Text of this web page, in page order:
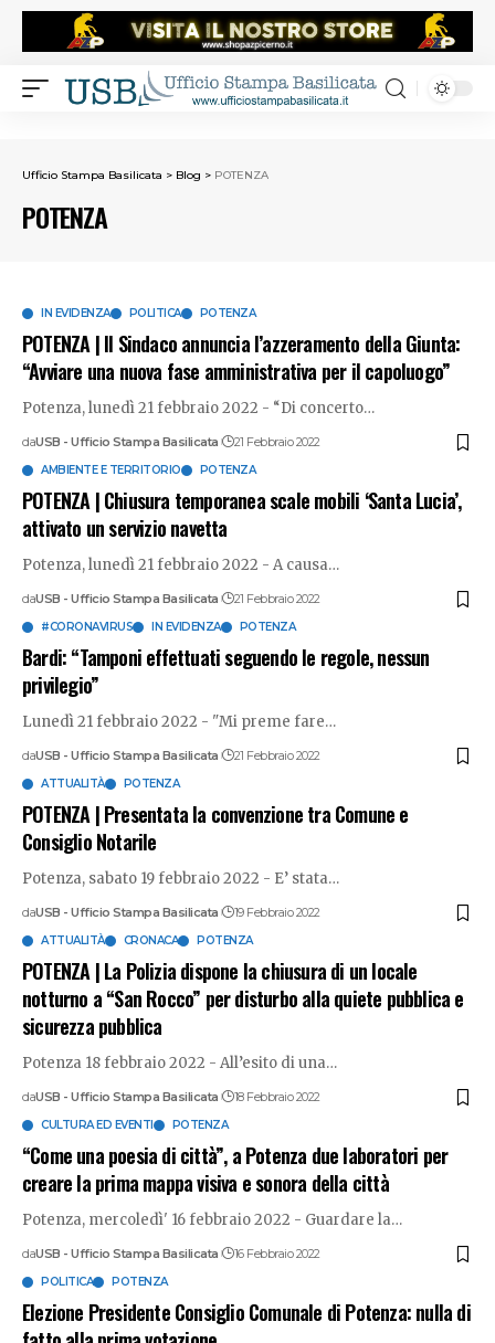
Ufficio Stampa Basilicata > Blog > POTENZA
POTENZA
IN EVIDENZA POLITICA POTENZA
POTENZA | Il Sindaco annuncia l’azzeramento della Giunta:
“Avviare una nuova fase amministrativa per il capoluogo”
Potenza, lunedì 21 febbraio 2022 - “Di concerto…
daUSB - Ufficio Stampa Basilicata 21 Febbraio 2022
AMBIENTE E TERRITORIO POTENZA
POTENZA | Chiusura temporanea scale mobili ‘Santa Lucia’,
attivato un servizio navetta
Potenza, lunedì 21 febbraio 2022 - A causa…
daUSB - Ufficio Stampa Basilicata 21 Febbraio 2022
#CORONAVIRUS IN EVIDENZA POTENZA
Bardi: “Tamponi effettuati seguendo le regole, nessun
privilegio”
Lunedì 21 febbraio 2022 - "Mi preme fare…
daUSB - Ufficio Stampa Basilicata 21 Febbraio 2022
ATTUALITÀ POTENZA
POTENZA | Presentata la convenzione tra Comune e
Consiglio Notarile
Potenza, sabato 19 febbraio 2022 - E’ stata…
daUSB - Ufficio Stampa Basilicata 19 Febbraio 2022
ATTUALITÀ CRONACA POTENZA
POTENZA | La Polizia dispone la chiusura di un locale
notturno a “San Rocco” per disturbo alla quiete pubblica e
sicurezza pubblica
Potenza 18 febbraio 2022 - All’esito di una…
daUSB - Ufficio Stampa Basilicata 18 Febbraio 2022
CULTURA ED EVENTI POTENZA
“Come una poesia di città”, a Potenza due laboratori per
creare la prima mappa visiva e sonora della città
Potenza, mercoledì' 16 febbraio 2022 - Guardare la…
daUSB - Ufficio Stampa Basilicata 16 Febbraio 2022
POLITICA POTENZA
Elezione Presidente Consiglio Comunale di Potenza: nulla di